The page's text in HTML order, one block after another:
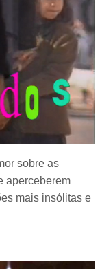
sobre as
aperceberem
mais insólitas e